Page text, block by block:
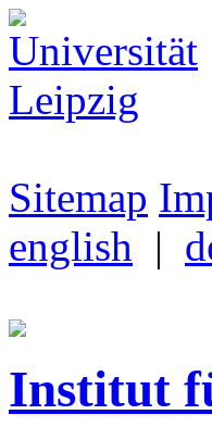
Sitemap
english |
Institut